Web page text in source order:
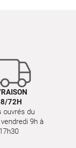
72H
ouvrés du
vendredi 9h à
17h30